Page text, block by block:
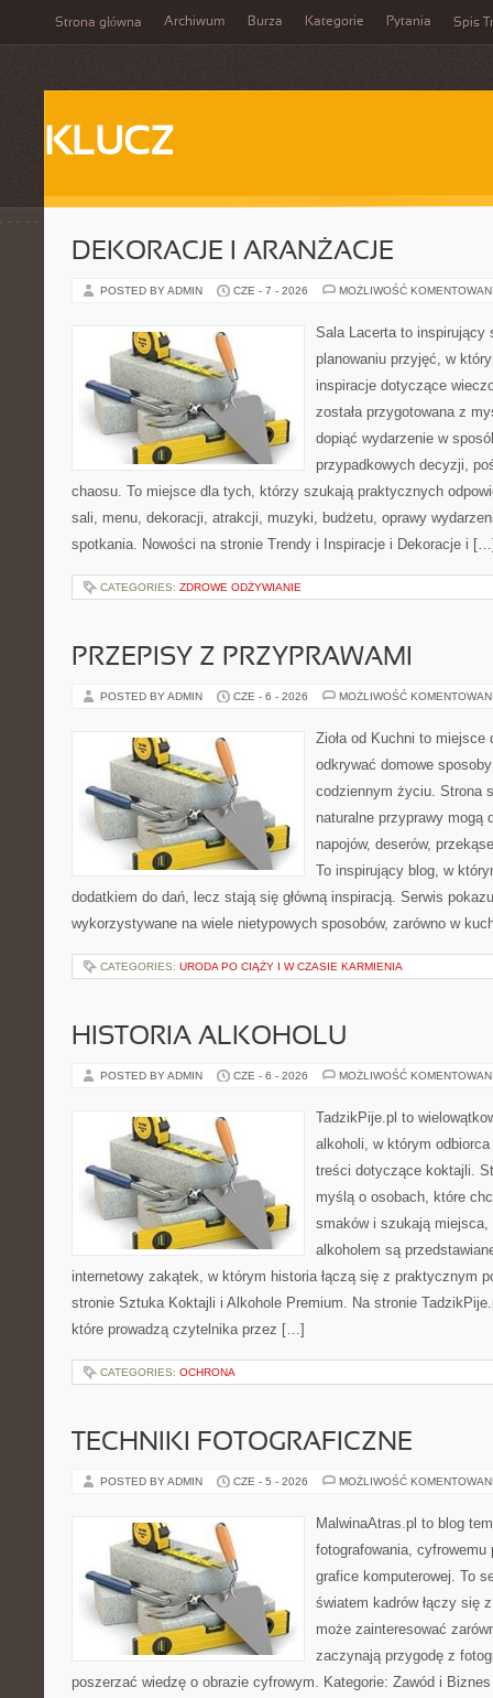
Strona główna Archiwum Burza Kategorie Pytania Spis
KLUCZ
DEKORACJE I ARANŻACJE
POSTED BY ADMIN CZE - 7 - 2026 MOŻLIWOŚĆ
Sala Lacerta to inspirujący
planowaniu przyjęć, w
inspiracje dotyczące
została przygotowana z
dopiąć wydarzenie w
przypadkowych decyzji,
chaosu. To miejsce dla tych, którzy szukają praktycznych
sali, menu, dekoracji, atrakcji, muzyki, budżetu, oprawy
spotkania. Nowości na stronie Trendy i Inspiracje i Dekoracje i
CATEGORIES: ZDROWE ODŻYWIANIE
PRZEPISY Z PRZYPRAWAMI
POSTED BY ADMIN CZE - 6 - 2026 MOŻLIWOŚĆ
Zioła od Kuchni to
odkrywać domowe
codziennym życiu. Strona
naturalne przyprawy mogą
napojów, deserów,
To inspirujący blog, w
dodatkiem do dań, lecz stają się główną inspiracją. Serwis
wykorzystywane na wiele nietypowych sposobów, zarówno w
CATEGORIES: URODA PO CIĄŻY I W CZASIE KARMIENIA
HISTORIA ALKOHOLU
POSTED BY ADMIN CZE - 6 - 2026 MOŻLIWOŚĆ
TadzikPije.pl to
alkoholi, w którym
treści dotyczące koktajli.
myślą o osobach, które
smaków i szukają
alkoholem są
internetowy zakątek, w którym historia łączą się z praktycznym
stronie Sztuka Koktajli i Alkohole Premium. Na stronie
które prowadzą czytelnika przez […]
CATEGORIES: OCHRONA
TECHNIKI FOTOGRAFICZNE
POSTED BY ADMIN CZE - 5 - 2026 MOŻLIWOŚĆ
MalwinaAtras.pl to blog
fotografowania, cyfrowemu
grafice komputerowej. To
światem kadrów łączy się
może zainteresować
zaczynają przygodę z
poszerzać wiedzę o obrazie cyfrowym. Kategorie: Zawód i